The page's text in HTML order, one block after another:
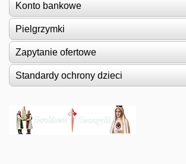
Konto bankowe
Pielgrzymki
Zapytanie ofertowe
Standardy ochrony dzieci